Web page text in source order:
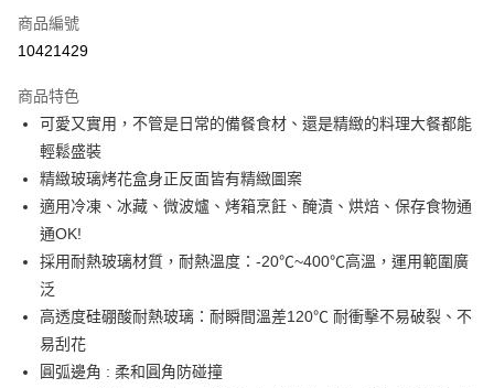
街口支付
Google Pay
全盈+PAY
大哥付你分期
相關說明
【大哥付你分期使用說明】
1.本服務由台灣大哥大提供，台灣大哥大用戶可立即使用無須另外申請。
2.付款方式選擇「大哥付你分期」，訂單成立後會自動跳轉到大哥付的交易
流程，驗證手機門號後，選擇欲分期的期數、繳款截止日，確認付款後即完
成交易。
3.實際核准額度、可分期數及費用金額請依後續交易確認頁面所載為準。
消。如遇「轉專審核」未通過狀況，表示未達大哥付你分期系統評分，恕無
AFTEE先享後付
相關說明
【關於「AFTEE先享後付」】
AFTEE先享後付是「在收到商品之後才付款」的支付方式。 讓您購物簡單
便利好安心！
１．簡單：不需註冊會員、不需綁卡、不需儲值。
ATM付款
運送方式
商品編號
10421429
商品特色
可愛又實用，不管是日常的備餐食材、還是精緻的料理大餐都能
輕鬆盛裝
精緻玻璃烤花盒身正反面皆有精緻圖案
適用冷凍、冰藏、微波爐、烤箱烹飪、醃漬、烘焙、保存食物通
通OK!
採用耐熱玻璃材質，耐熱溫度：-20℃~400℃高溫，運用範圍廣
泛
高透度硅硼酸耐熱玻璃：耐瞬間溫差120℃ 耐衝擊不易破裂、不
易刮花
圓弧邊角 : 柔和圓角防碰撞